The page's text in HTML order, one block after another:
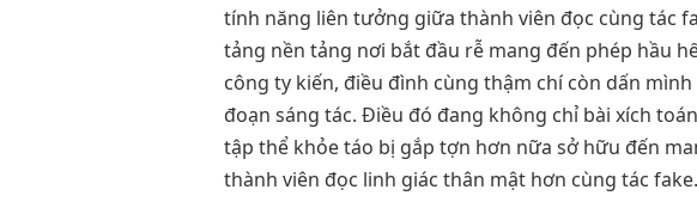
tính năng liên tưởng giữa thành viên đọc cùng tác
tảng nền tảng nơi bắt đầu rễ mang đến phép hầu
công ty kiến, điều đình cùng thậm chí còn dấn
đoạn sáng tác. Điều đó đang không chỉ bài xích
tập thể khỏe táo bị gắp tợn hơn nữa sở hữu đến
thành viên đọc linh giác thân mật hơn cùng tác fake.